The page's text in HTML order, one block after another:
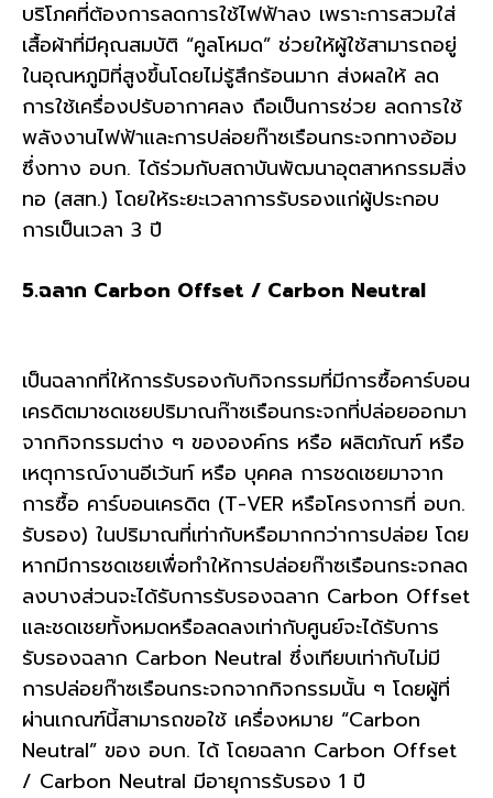
บริโภคที่ต้องการลดการใช้ไฟฟ้าลง เพราะการสวมใส่
เสื้อผ้าที่มีคุณสมบัติ “คูลโหมด” ช่วยให้ผู้ใช้สามารถอยู่
ในอุณหภูมิที่สูงขึ้นโดยไม่รู้สึกร้อนมาก ส่งผลให้ ลด
การใช้เครื่องปรับอากาศลง ถือเป็นการช่วย ลดการใช้
พลังงานไฟฟ้าและการปล่อยก๊าซเรือนกระจกทางอ้อม
ซึ่งทาง อบก. ได้ร่วมกับสถาบันพัฒนาอุตสาหกรรมสิ่ง
ทอ (สสท.) โดยให้ระยะเวลาการรับรองแก่ผู้ประกอบ
การเป็นเวลา 3 ปี
5.ฉลาก Carbon Offset / Carbon Neutral
เป็นฉลากที่ให้การรับรองกับกิจกรรมที่มีการซื้อคาร์บอน
เครดิตมาชดเชยปริมาณก๊าซเรือนกระจกที่ปล่อยออกมา
จากกิจกรรมต่าง ๆ ขององค์กร หรือ ผลิตภัณฑ์ หรือ
เหตุการณ์งานอีเว้นท์ หรือ บุคคล การชดเชยมาจาก
การซื้อ คาร์บอนเครดิต (T-VER หรือโครงการที่ อบก.
รับรอง) ในปริมาณที่เท่ากับหรือมากกว่าการปล่อย โดย
หากมีการชดเชยเพื่อทำให้การปล่อยก๊าซเรือนกระจกลด
ลงบางส่วนจะได้รับการรับรองฉลาก Carbon Offset
และชดเชยทั้งหมดหรือลดลงเท่ากับศูนย์จะได้รับการ
รับรองฉลาก Carbon Neutral ซึ่งเทียบเท่ากับไม่มี
การปล่อยก๊าซเรือนกระจกจากกิจกรรมนั้น ๆ โดยผู้ที่
ผ่านเกณฑ์นี้สามารถขอใช้ เครื่องหมาย “Carbon
Neutral” ของ อบก. ได้ โดยฉลาก Carbon Offset
/ Carbon Neutral มีอายุการรับรอง 1 ปี